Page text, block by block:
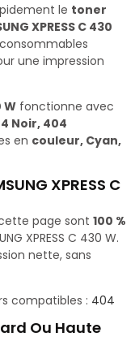
le toner
XPRESS C 430
une impression
W fonctionne avec
Noir, 404
en couleur, Cyan,
XPRESS C
page sont 100 %
XPRESS C 430 W.
nette, sans
compatibles : 404
Ou Haute